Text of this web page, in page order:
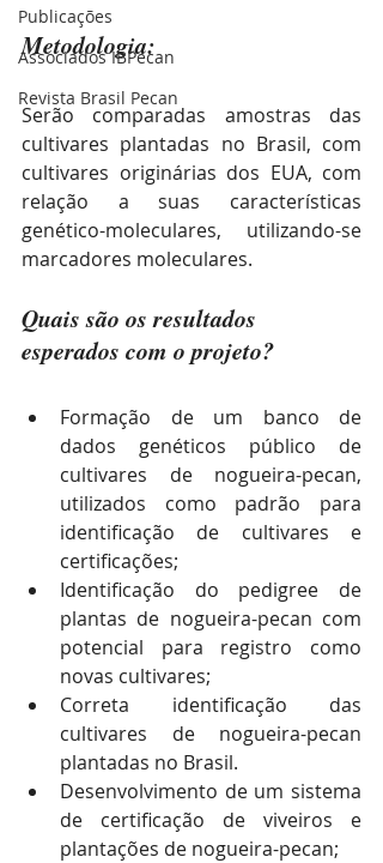
Publicações
Associados IBPecan
Revista Brasil Pecan
Metodologia:
Serão comparadas amostras das
cultivares plantadas no Brasil, com
cultivares originárias dos EUA, com
relação a suas características
genético-moleculares, utilizando-se
marcadores moleculares.
Quais são os resultados
esperados com o projeto?
Formação de um banco de
dados genéticos público de
cultivares de nogueira-pecan,
utilizados como padrão para
identificação de cultivares e
certificações;
Identificação do pedigree de
plantas de nogueira-pecan com
potencial para registro como
novas cultivares;
Correta identificação das
cultivares de nogueira-pecan
plantadas no Brasil.
Desenvolvimento de um sistema
de certificação de viveiros e
plantações de nogueira-pecan;